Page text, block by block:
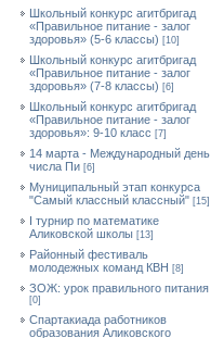
Школьный конкурс агитбригад
«Правильное питание - залог
здоровья» (5-6 классы) [10]
Школьный конкурс агитбригад
«Правильное питание - залог
здоровья» (7-8 классы) [6]
Школьный конкурс агитбригад
«Правильное питание - залог
здоровья»: 9-10 класс [7]
14 марта - Международный день
числа Пи [6]
Муниципальный этап конкурса
"Самый классный классный" [15]
I турнир по математике
Аликовской школы [13]
Районный фестиваль
молодежных команд КВН [8]
ЗОЖ: урок правильного питания
[0]
Спартакиада работников
образования Аликовского